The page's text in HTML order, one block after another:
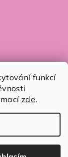
funkcí
zde.